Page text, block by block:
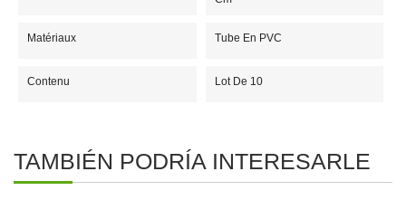
Matériaux Tube En PVC
Contenu Lot De 10
TAMBIÉN PODRÍA INTERESARLE